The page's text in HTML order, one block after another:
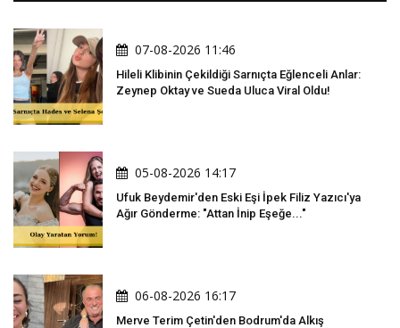
07-08-2026 11:46
Hileli Klibinin Çekildiği Sarnıçta Eğlenceli Anlar:
Zeynep Oktay ve Sueda Uluca Viral Oldu!
05-08-2026 14:17
Ufuk Beydemir'den Eski Eşi İpek Filiz Yazıcı'ya
Ağır Gönderme: "Attan İnip Eşeğe..."
06-08-2026 16:17
Merve Terim Çetin'den Bodrum'da Alkış